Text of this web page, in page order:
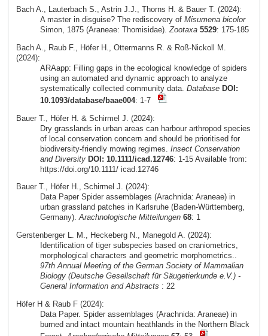
Bach A., Lauterbach S., Astrin J.J., Thorns H. & Bauer T. (2024):
A master in disguise? The rediscovery of Misumena bicolor
Simon, 1875 (Araneae: Thomisidae). Zootaxa 5529: 175-185
Bach A., Raub F., Höfer H., Ottermanns R. & Roß-Nickoll M.
(2024):
ARAapp: Filling gaps in the ecological knowledge of spiders
using an automated and dynamic approach to analyze
systematically collected community data. Database DOI:
10.1093/database/baae004: 1-7
Bauer T., Höfer H. & Schirmel J. (2024):
Dry grasslands in urban areas can harbour arthropod species
of local conservation concern and should be prioritised for
biodiversity-friendly mowing regimes. Insect Conservation
and Diversity DOI: 10.1111/icad.12746: 1-15 Available from:
https://doi.org/10.1111/ icad.12746
Bauer T., Höfer H., Schirmel J. (2024):
Data Paper Spider assemblages (Arachnida: Araneae) in
urban grassland patches in Karlsruhe (Baden-Württemberg,
Germany).Arachnologische Mitteilungen 68: 1
Gerstenberger L. M., Heckeberg N., Manegold A. (2024):
Identification of tiger subspecies based on craniometrics,
morphological characters and geometric morphometrics..
97th Annual Meeting of the German Society of Mammalian
Biology (Deutsche Gesellschaft für Säugetierkunde e.V.) -
General Information and Abstracts : 22
Höfer H & Raub F (2024):
Data Paper. Spider assemblages (Arachnida: Araneae) in
burned and intact mountain heathlands in the Northern Black